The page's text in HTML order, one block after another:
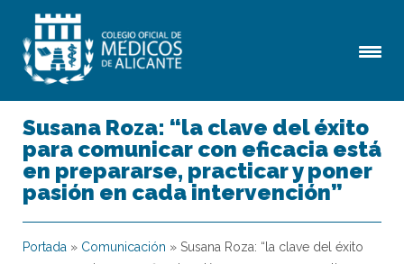
Susana Roza: “la clave del éxito
para comunicar con eficacia está
en prepararse, practicar y poner
pasión en cada intervención”
Portada » Comunicación » Susana Roza: “la clave del éxito